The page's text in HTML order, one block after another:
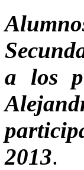
a los
2013.